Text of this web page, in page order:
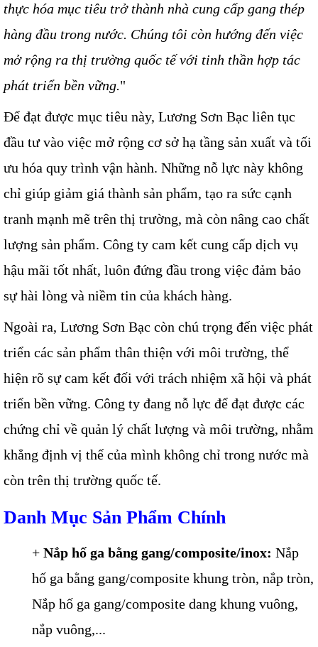
thực hóa mục tiêu trở thành nhà cung cấp gang thép
hàng đầu trong nước. Chúng tôi còn hướng đến việc
mở rộng ra thị trường quốc tế với tinh thần hợp tác
phát triển bền vững."
Để đạt được mục tiêu này, Lương Sơn Bạc liên tục
đầu tư vào việc mở rộng cơ sở hạ tầng sản xuất và tối
ưu hóa quy trình vận hành. Những nỗ lực này không
chỉ giúp giảm giá thành sản phẩm, tạo ra sức cạnh
tranh mạnh mẽ trên thị trường, mà còn nâng cao chất
lượng sản phẩm. Công ty cam kết cung cấp dịch vụ
hậu mãi tốt nhất, luôn đứng đầu trong việc đảm bảo
sự hài lòng và niềm tin của khách hàng.
Ngoài ra, Lương Sơn Bạc còn chú trọng đến việc phát
triển các sản phẩm thân thiện với môi trường, thể
hiện rõ sự cam kết đối với trách nhiệm xã hội và phát
triển bền vững. Công ty đang nỗ lực để đạt được các
chứng chỉ về quản lý chất lượng và môi trường, nhằm
khẳng định vị thế của mình không chỉ trong nước mà
còn trên thị trường quốc tế.
Danh Mục Sản Phẩm Chính
+ Nắp hố ga bằng gang/composite/inox: Nắp
hố ga bằng gang/composite khung tròn, nắp tròn,
Nắp hố ga gang/composite dang khung vuông,
nắp vuông,...